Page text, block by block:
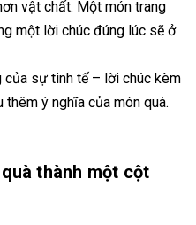
vật chất. Một món trang
một lời chúc đúng lúc sẽ ở
sự tinh tế – lời chúc kèm
ý nghĩa của món quà.
thành một cột